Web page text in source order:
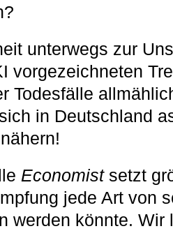
unterwegs zur
vorgezeichneten
Todesfälle
in Deutschland
Economistsetzt
jede Art von
werden könnte.